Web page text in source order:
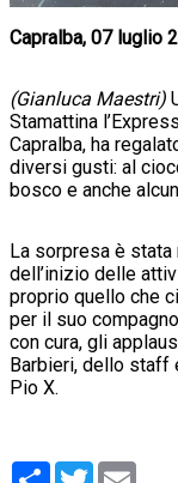
Capralba, 07 luglio
(Gianluca Maestri)
Stamattina
Capralba, ha
diversi gusti: al
bosco e anche
La sorpresa è stata
dell’inizio delle
proprio quello che
per il suo
con cura, gli
Barbieri, dello staff
Pio X.
Condividi
Twitter